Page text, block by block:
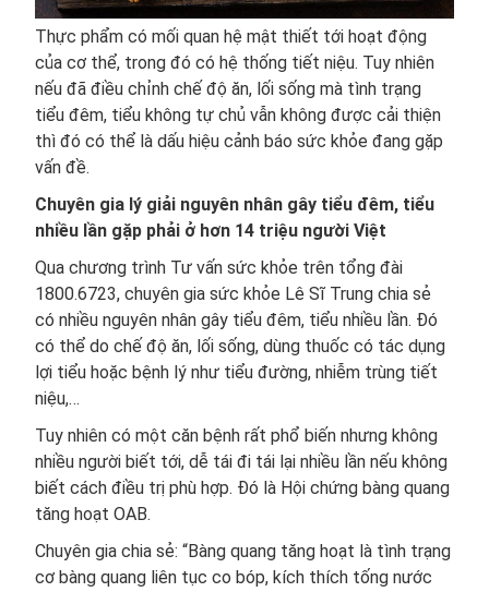
Thực phẩm có mối quan hệ mật thiết tới hoạt động
của cơ thể, trong đó có hệ thống tiết niệu. Tuy nhiên
nếu đã điều chỉnh chế độ ăn, lối sống mà tình trạng
tiểu đêm, tiểu không tự chủ vẫn không được cải thiện
thì đó có thể là dấu hiệu cảnh báo sức khỏe đang gặp
vấn đề.
Chuyên gia lý giải nguyên nhân gây tiểu đêm, tiểu
nhiều lần gặp phải ở hơn 14 triệu người Việt
Qua chương trình Tư vấn sức khỏe trên tổng đài
1800.6723, chuyên gia sức khỏe Lê Sĩ Trung chia sẻ
có nhiều nguyên nhân gây tiểu đêm, tiểu nhiều lần. Đó
có thể do chế độ ăn, lối sống, dùng thuốc có tác dụng
lợi tiểu hoặc bệnh lý như tiểu đường, nhiễm trùng tiết
niệu,…
Tuy nhiên có một căn bệnh rất phổ biến nhưng không
nhiều người biết tới, dễ tái đi tái lại nhiều lần nếu không
biết cách điều trị phù hợp. Đó là Hội chứng bàng quang
tăng hoạt OAB.
Chuyên gia chia sẻ: “Bàng quang tăng hoạt là tình trạng
cơ bàng quang liên tục co bóp, kích thích tống nước